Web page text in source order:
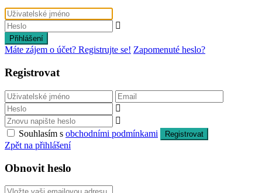
Přihlášení
Máte zájem o účet? Registrujte se! Zapomenuté heslo?
Registrovat
Souhlasím s obchodními podmínkami Registrovat
Zpět na přihlášení
Obnovit heslo